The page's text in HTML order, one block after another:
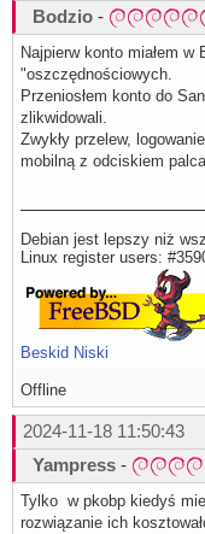
Bodzio -
Najpierw konto miałem
"oszczędnościowych.
Przeniosłem konto do
zlikwidowali.
Zwykły przelew,
mobilną z odciskiem
Debian jest lepszy niż
Linux register users:
Beskid Niski
Offline
2024-11-18 11:50:43
Yampress -
Tylko w pkobp kiedyś
rozwiązanie ich